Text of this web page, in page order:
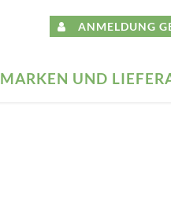
ANMELDUNG
MARKEN UND